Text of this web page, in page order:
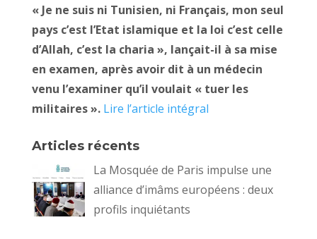
« Je ne suis ni Tunisien, ni Français, mon seul
pays c’est l’Etat islamique et la loi c’est celle
d’Allah, c’est la charia », lançait-il à sa mise
en examen, après avoir dit à un médecin
venu l’examiner qu’il voulait « tuer les
militaires ». Lire l’article intégral
Articles récents
La Mosquée de Paris impulse une
alliance d’imâms européens : deux
profils inquiétants